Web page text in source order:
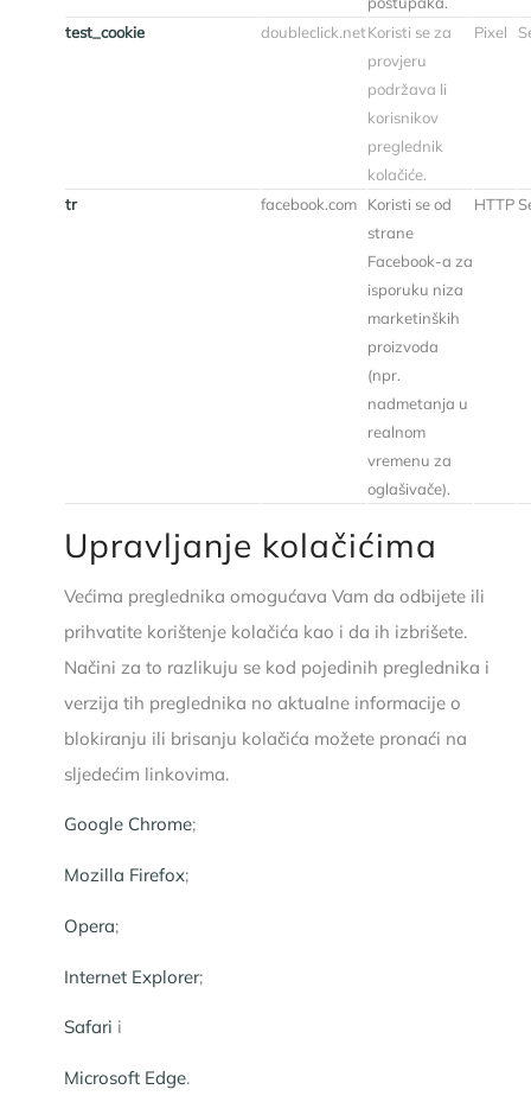
test_cookie
doubleclick.netKoristi se za
provjeru
podržava li
korisnikov
preglednik
kolačiće.
Pixel
tr facebook.com
Koristi se od
strane
Facebook-a za
isporuku niza
marketinških
proizvoda
(npr.
nadmetanja u
realnom
vremenu za
oglašivače).
HTTP
Upravljanje kolačićima
Većima preglednika omogućava Vam da odbijete ili
prihvatite korištenje kolačića kao i da ih izbrišete.
Načini za to razlikuju se kod pojedinih preglednika i
verzija tih preglednika no aktualne informacije o
blokiranju ili brisanju kolačića možete pronaći na
sljedećim linkovima.
Google Chrome;
Mozilla Firefox;
Opera;
Internet Explorer;
Safari i
Microsoft Edge.